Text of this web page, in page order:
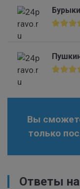
Вы
только
Ответы